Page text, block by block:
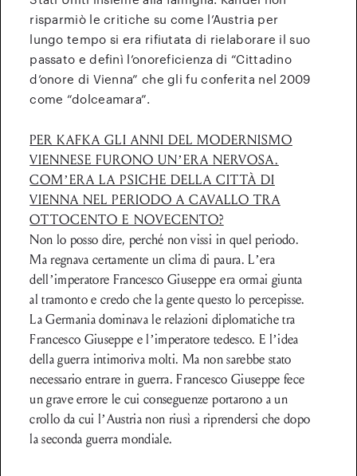
risparmiò le critiche su come l’Austria per
lungo tempo si era rifiutata di rielaborare il suo
passato e definì l’onoreficienza di “Cittadino
d’onore di Vienna” che gli fu conferita nel 2009
come “dolceamara”.
PER KAFKA GLI ANNI DEL MODERNISMO
VIENNESE FURONO UN’ERA NERVOSA.
COM’ERA LA PSICHE DELLA CITTÀ DI
VIENNA NEL PERIODO A CAVALLO TRA
OTTOCENTO E NOVECENTO?
Non lo posso dire, perché non vissi in quel periodo.
Ma regnava certamente un clima di paura. L’era
dell’imperatore Francesco Giuseppe era ormai giunta
al tramonto e credo che la gente questo lo percepisse.
La Germania dominava le relazioni diplomatiche tra
Francesco Giuseppe e l’imperatore tedesco. E l’idea
della guerra intimoriva molti. Ma non sarebbe stato
necessario entrare in guerra. Francesco Giuseppe fece
un grave errore le cui conseguenze portarono a un
crollo da cui l’Austria non riusì a riprendersi che dopo
la seconda guerra mondiale.